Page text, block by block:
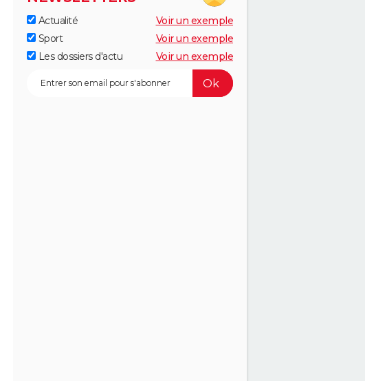
Actualité
Voir un exemple
Sport
Voir un exemple
Les dossiers d'actu
Voir un exemple